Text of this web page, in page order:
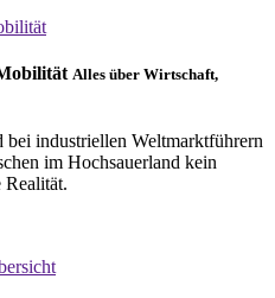
Alles über Wirtschaft,
industriellen Weltmarktführern
im Hochsauerland kein
Realität.